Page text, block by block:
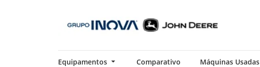
Equipamentos Comparativo Máquinas Usadas